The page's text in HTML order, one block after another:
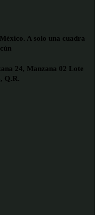
A solo una cuadra
24, Manzana 02 Lote
Q.R.